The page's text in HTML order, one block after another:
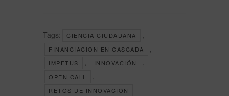
Tags: CIENCIA CIUDADANA
FINANCIACION EN CASCADA
IMPETUS INNOVACIÓN
OPEN CALL
RETOS DE INNOVACIÓN